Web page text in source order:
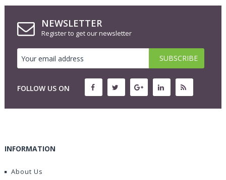
NEWSLETTER
Register to get our newsletter
FOLLOW US ON
INFORMATION
About Us